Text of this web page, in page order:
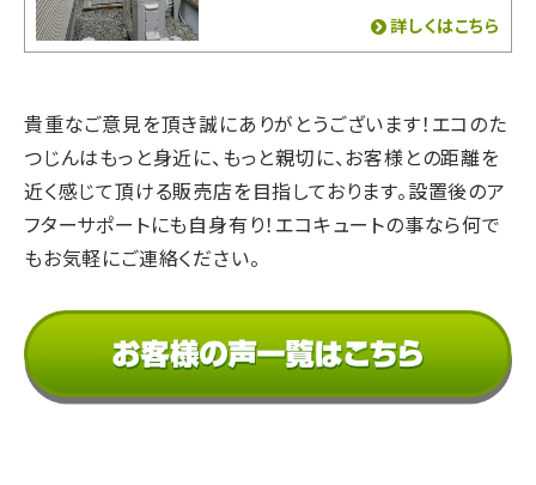
詳しくはこちら
貴重なご意見を頂き誠にありがとうございます！ エコのた
つじんはもっと身近に、もっと親切に、お客様との距離を
近く感じて頂ける販売店を目指しております。設置後のア
フターサポートにも自身有り！ エコキュートの事なら何で
もお気軽にご連絡ください。